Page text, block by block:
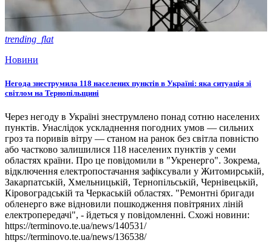
trending_flat
Новини
Негода знеструмила 118 населених пунктів в Україні: яка ситуація зі
світлом на Тернопільщині
Через негоду в Україні знеструмлено понад сотню населених
пунктів. Унаслідок ускладнення погодних умов — сильних
гроз та поривів вітру — станом на ранок без світла повністю
або частково залишилися 118 населених пунктів у семи
областях країни. Про це повідомили в "Укренерго". Зокрема,
відключення електропостачання зафіксували у Житомирській,
Закарпатській, Хмельницькій, Тернопільській, Чернівецькій,
Кіровоградській та Черкаській областях. "Ремонтні бригади
обленерго вже відновили пошкодження повітряних ліній
електропередачі", - йдеться у повідомленні. Схожі новини:
https://terminovo.te.ua/news/140531/
https://terminovo.te.ua/news/136538/